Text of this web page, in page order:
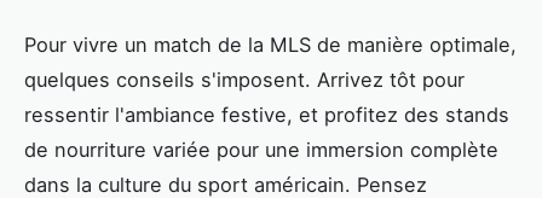
Pour vivre un match de la MLS de manière optimale,
quelques conseils s'imposent. Arrivez tôt pour
ressentir l'ambiance festive, et profitez des stands
de nourriture variée pour une immersion complète
dans la culture du sport américain. Pensez